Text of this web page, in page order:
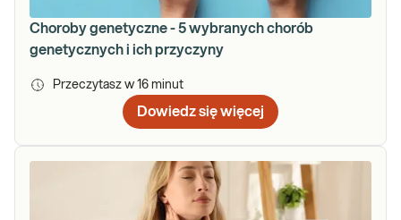
Choroby genetyczne - 5 wybranych chorób
genetycznych i ich przyczyny
Przeczytasz w 16 minut
Dowiedz się więcej